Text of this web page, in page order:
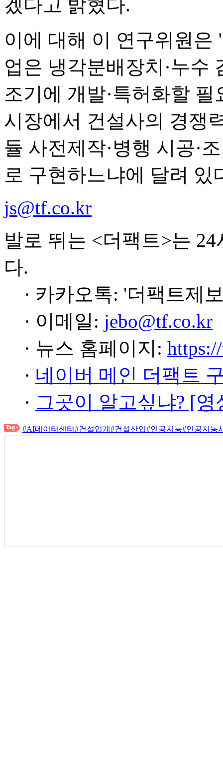
겠다고 밝혔다.
이에 대해 이 연구위원
업은 냉각분배장치·누수
조기에 개발·특허화할
시장에서 건설사의 경쟁
듈 사전제작·병행 시공·
로 구현하느냐에 달려 있
js@tf.co.kr
발로 뛰는 <더팩트>는
다.
· 카카오톡: '더팩트제
· 이메일: jebo@tf.co.kr
· 뉴스 홈페이지:
· 네이버 메인 더팩트
· 그곳이 알고싶냐? [
#AI데이터센터#건설업계 #건설산업#인공지능#인공지능